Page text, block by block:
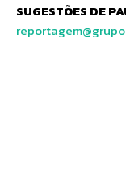
SUGESTÕES DE